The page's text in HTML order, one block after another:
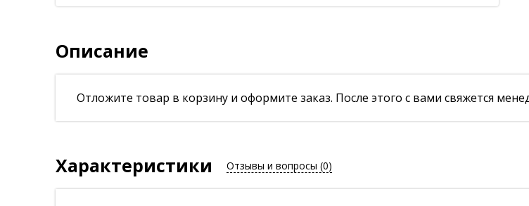
Описание
Отложите товар в корзину и оформите заказ. После этого с вами свяжется
Характеристики Отзывы и вопросы (0)